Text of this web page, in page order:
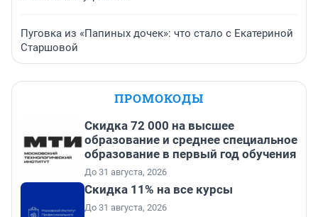
Пуговка из «Папиных дочек»: что стало с Екатериной
Старшовой
ПРОМОКОДЫ
Скидка 72 000 на высшее
образование и среднее специальное
образование в первый год обучения
До 31 августа, 2026
Скидка 11% на все курсы
До 31 августа, 2026